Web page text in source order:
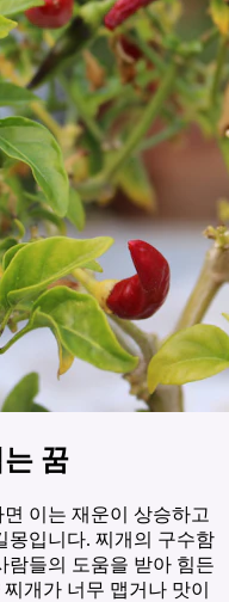
꿈
이는 재운이 상승하고
몽입니다. 찌개의 구수함
람들의 도움을 받아 힘든
개가 너무 맵거나 맛이